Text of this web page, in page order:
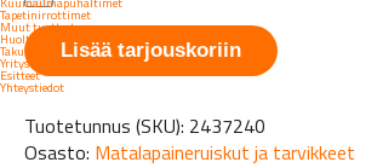
Tapetinirrottimet
Muut tuotteet
Huolto
Takuu
Yritys
Esitteet
Yhteystiedot
Lisää tarjouskoriin
Tuotetunnus (SKU): 2437240
Osasto: Matalapaineruiskut ja tarvikkeet